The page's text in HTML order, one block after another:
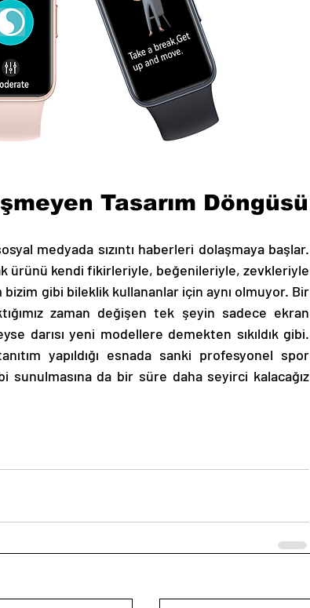
Tasarım Döngüsü
medyada sızıntı haberleri dolaşmaya başlar.
ürünü kendi fikirleriyle, beğenileriyle, zevkleriyle
gibi bileklik kullananlar için aynı olmuyor. Bir
zaman değişen tek şeyin sadece ekran
darısı yeni modellere demekten sıkıldık gibi.
yapıldığı esnada sanki profesyonel spor
sunulmasına da bir süre daha seyirci kalacağız